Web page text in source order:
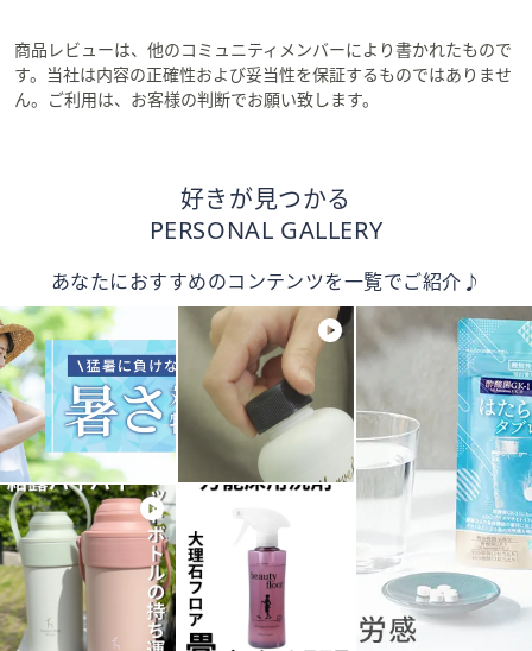
商品レビューは、他のコミュニティメンバーにより書かれたもので
す。当社は内容の正確性および妥当性を保証するものではありませ
ん。ご利用は、お客様の判断でお願い致します。
好きが見つかる
PERSONAL GALLERY
あなたにおすすめのコンテンツを一覧でご紹介♪